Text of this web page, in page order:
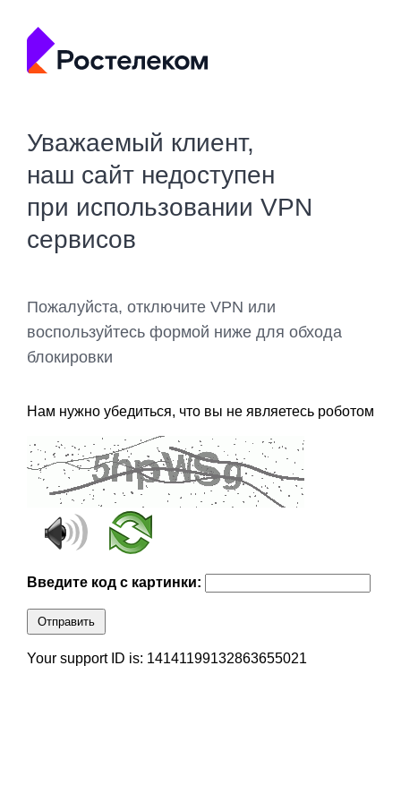
Уважаемый клиент,
наш сайт недоступен
при использовании VPN
сервисов
Пожалуйста, отключите VPN или
воспользуйтесь формой ниже для обхода
блокировки
Нам нужно убедиться, что вы не являетесь роботом
Введите код с картинки:
Отправить
Your support ID is: 14141199132863655021